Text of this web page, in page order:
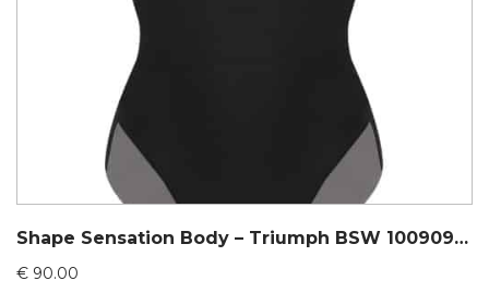
Shape Sensation Body – Triumph BSW 10090910
€ 90.00